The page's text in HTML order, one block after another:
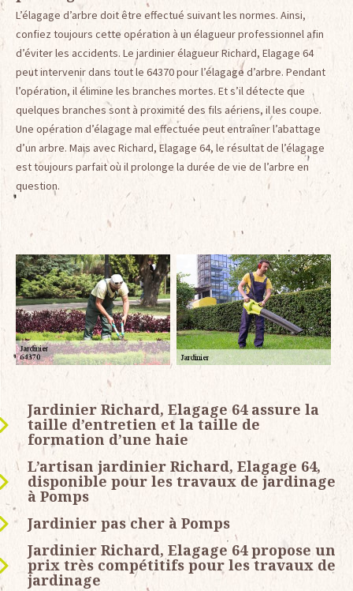
L’élagage d’arbre doit être effectué suivant les normes. Ainsi,
confiez toujours cette opération à un élagueur professionnel afin
d’éviter les accidents. Le jardinier élagueur Richard, Elagage 64
peut intervenir dans tout le 64370 pour l’élagage d’arbre. Pendant
l’opération, il élimine les branches mortes. Et s’il détecte que
quelques branches sont à proximité des fils aériens, il les coupe.
Une opération d’élagage mal effectuée peut entraîner l’abattage
d’un arbre. Mais avec Richard, Elagage 64, le résultat de l’élagage
est toujours parfait où il prolonge la durée de vie de l’arbre en
question.
Jardinier Richard, Elagage 64 assure la
taille d’entretien et la taille de
formation d’une haie
L’artisan jardinier Richard, Elagage 64,
disponible pour les travaux de jardinage
à Pomps
Jardinier pas cher à Pomps
Jardinier Richard, Elagage 64 propose un
prix très compétitifs pour les travaux de
jardinage